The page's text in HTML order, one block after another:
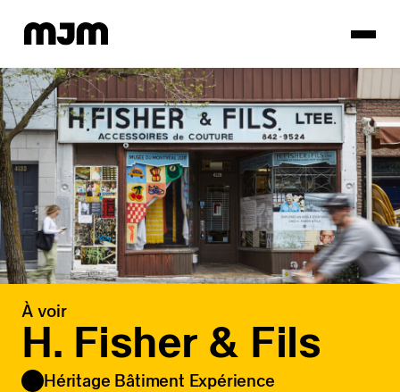
Homepage
À voir
H. Fisher & Fils
Héritage Bâtiment Expérience